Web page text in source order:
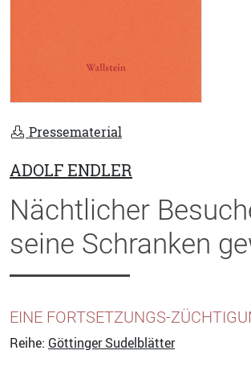
Pressematerial
ADOLF ENDLER
Nächtlicher
seine Schranken
EINE FORTSETZUNGS-
Reihe: Göttinger Sudelblätter